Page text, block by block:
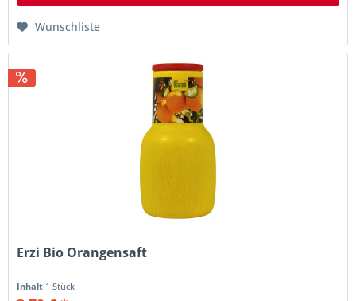
Wunschliste
Erzi Bio Orangensaft
Inhalt 1 Stück